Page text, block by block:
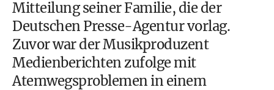
Mitteilung seiner Familie, die der
Deutschen Presse-Agentur vorlag.
Zuvor war der Musikproduzent
Medienberichten zufolge mit
Atemwegsproblemen in einem